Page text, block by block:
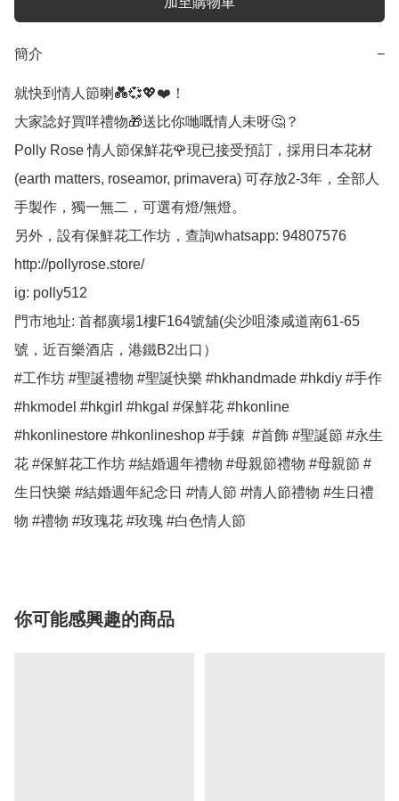
簡介 −
就快到情人節喇💑💞💖❤️！
大家諗好買咩禮物🎁送比你哋嘅情人未呀🤔？
Polly Rose 情人節保鮮花🌹現已接受預訂，採用日本花材
(earth matters, roseamor, primavera) 可存放2-3年，全部人
手製作，獨一無二，可選有燈/無燈。
另外，設有保鮮花工作坊，查詢whatsapp: 94807576
http://pollyrose.store/
ig: polly512
門市地址: 首都廣場1樓F164號舖(尖沙咀漆咸道南61-65
號，近百樂酒店，港鐵B2出口）
#工作坊 #聖誕禮物 #聖誕快樂 #hkhandmade #hkdiy #手作
#hkmodel #hkgirl #hkgal #保鮮花 #hkonline
#hkonlinestore #hkonlineshop #手錬  #首飾 #聖誕節 #永生
花 #保鮮花工作坊 #結婚週年禮物 #母親節禮物 #母親節 #
生日快樂 #結婚週年紀念日 #情人節 #情人節禮物 #生日禮
物 #禮物 #玫瑰花 #玫瑰 #白色情人節
你可能感興趣的商品